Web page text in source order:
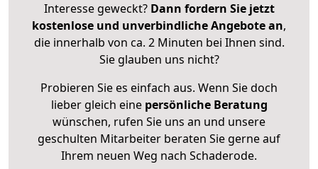
Interesse geweckt? Dann fordern Sie jetzt
kostenlose und unverbindliche Angebote an,
die innerhalb von ca. 2 Minuten bei Ihnen sind.
Sie glauben uns nicht?
Probieren Sie es einfach aus. Wenn Sie doch
lieber gleich eine persönliche Beratung
wünschen, rufen Sie uns an und unsere
geschulten Mitarbeiter beraten Sie gerne auf
Ihrem neuen Weg nach Schaderode.